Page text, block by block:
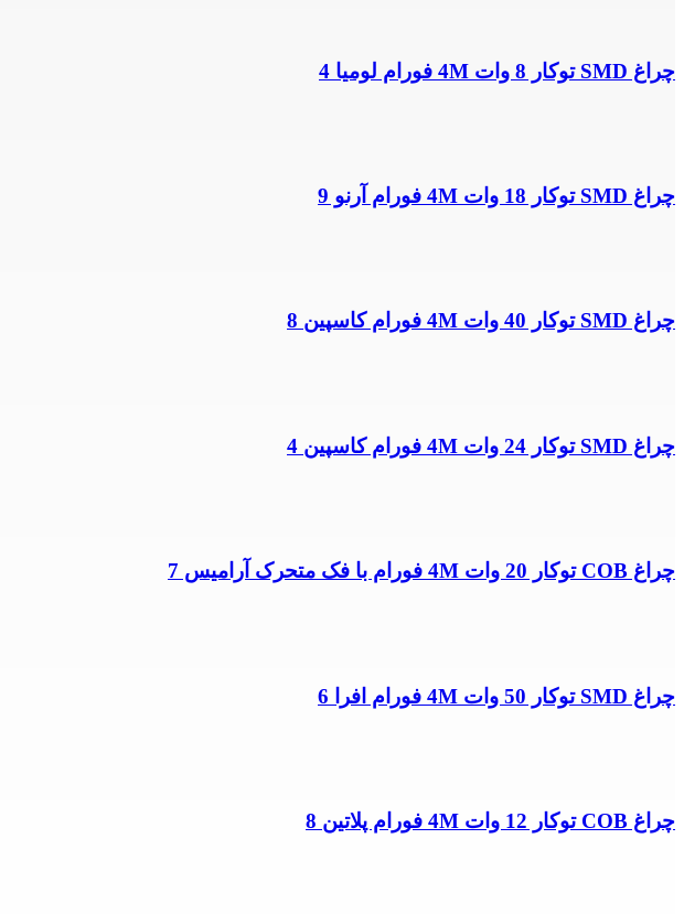
چراغ SMD توکار 8 وات 4M فورام لومیا 4
چراغ SMD توکار 18 وات 4M فورام آرنو 9
چراغ SMD توکار 40 وات 4M فورام کاسپین 8
چراغ SMD توکار 24 وات 4M فورام کاسپین 4
چراغ COB توکار 20 وات 4M فورام با فک متحرک آرامیس 7
چراغ SMD توکار 50 وات 4M فورام افرا 6
چراغ COB توکار 12 وات 4M فورام پلاتین 8